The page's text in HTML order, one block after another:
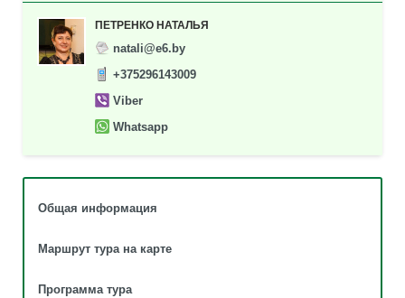
ПЕТРЕНКО НАТАЛЬЯ
natali@e6.by
+375296143009
Viber
Whatsapp
Общая информация
Маршрут тура на карте
Программа тура